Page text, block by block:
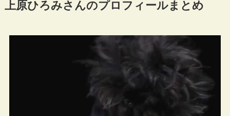
上原ひろみさんのプロフィールまとめ